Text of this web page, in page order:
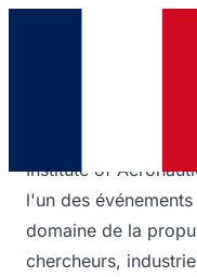
participera à la
Propulsion
College London,
Ce salon
Institute of
l'un des
domaine de la
chercheurs,